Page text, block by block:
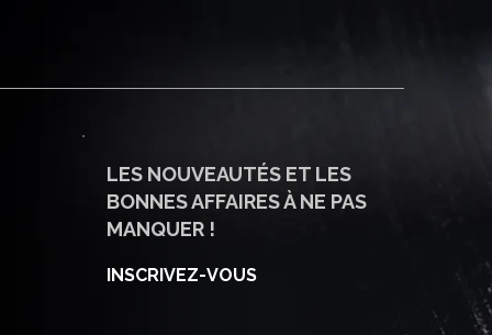
LES NOUVEAUTÉS ET LES
BONNES AFFAIRES À NE PAS
MANQUER !
INSCRIVEZ-VOUS